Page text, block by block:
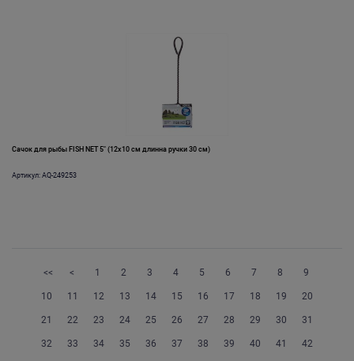
Сачок для рыбы FISH NET 5" (12х10 см длинна ручки 30 см)
Артикул: AQ-249253
<< < 1 2 3 4 5 6 7 8 9
10 11 12 13 14 15 16 17 18 19 20
21 22 23 24 25 26 27 28 29 30 31
32 33 34 35 36 37 38 39 40 41 42